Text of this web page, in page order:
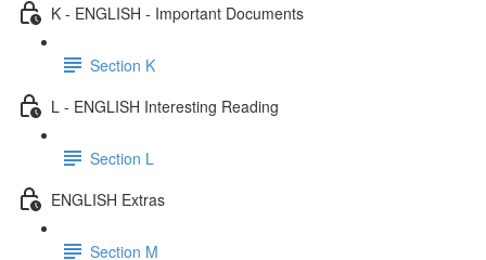
K - ENGLISH - Important Documents
Section K
L - ENGLISH Interesting Reading
Section L
ENGLISH Extras
Section M